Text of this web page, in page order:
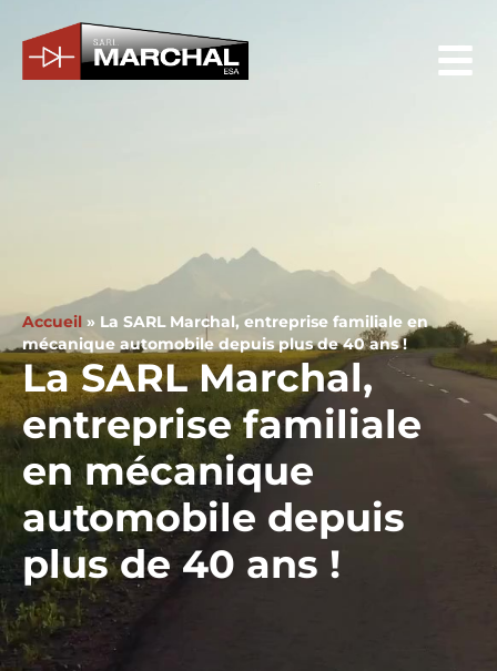
Accueil » La SARL Marchal, entreprise familiale en
mécanique automobile depuis plus de 40 ans !
La SARL Marchal,
entreprise familiale
en mécanique
automobile depuis
plus de 40 ans !